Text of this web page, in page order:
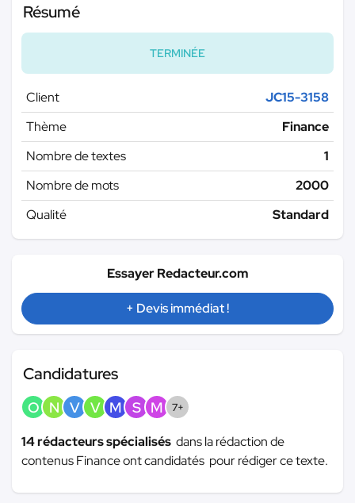
Résumé
TERMINÉE
Client
JC15-3158
Thème
Finance
Nombre de textes
1
Nombre de mots
2000
Qualité
Standard
Essayer Redacteur.com
+ Devis immédiat !
Candidatures
O N V V M S M 7+
14 rédacteurs spécialisés dans la rédaction de
contenus Finance ont candidatés pour rédiger ce texte.